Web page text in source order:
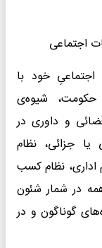
اجتماعی
خود با
شیوه‌ی
و داوری در
جزائی، نظام
اداری، نظام کسب
در شمار شئون
گوناگون و در